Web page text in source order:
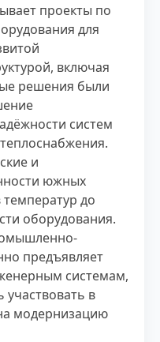
проекты по
для
включая
решения были
систем
и
южных
до
оборудования.
предъявляет
системам,
в
модернизацию